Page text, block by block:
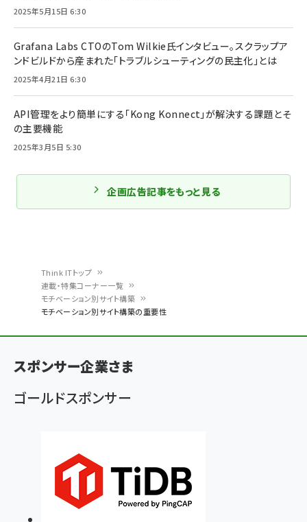
く
ず
Think ITトップ
連載・特集コーナー一覧
モチベーション別サイト構築
モチベーション別サイト構築の重要性
2025年5月15日 6:30
Grafana Labs CTOのTom Wilkie氏インタビュー。スクラップア
ンドビルドから産まれた「トラブルシューティングの民主化」とは
2025年4月21日 6:30
API管理をより簡単にする「Kong Konnect」が解決する課題とそ
の主要機能
2025年3月5日 5:30
企画広告記事をもっと見る
スポンサー企業さま
ゴールドスポンサー